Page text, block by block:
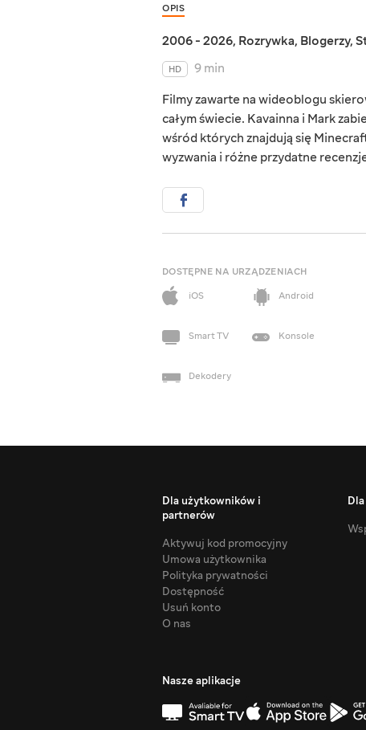
OPIS
2006 - 2026, Rozrywka, Blogerzy,
HD
9 min
Filmy zawarte na wideoblogu
całym świecie. Kavainna i Mark
wśród których znajdują się
wyzwania i różne przydatne
DOSTĘPNE NA URZĄDZENIACH
iOS
Android
Smart TV Konsole
Dekodery
Dla użytkowników i
partnerów
Aktywuj kod promocyjny
Umowa użytkownika
Polityka prywatności
Dostępność
Usuń konto
O nas
Nasze aplikacje